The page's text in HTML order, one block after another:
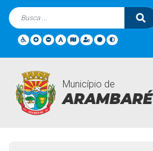
Município de
ARAMBARÉ
Licitações